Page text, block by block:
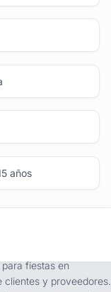
años
fiestas en
clientes y proveedores.